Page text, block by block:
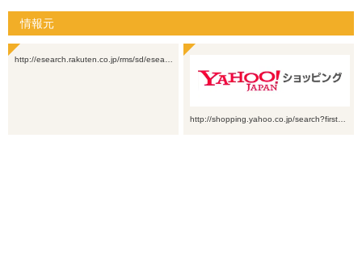
情報元
http://esearch.rakuten.co.jp/rms/sd/esea…
http://shopping.yahoo.co.jp/search?first…